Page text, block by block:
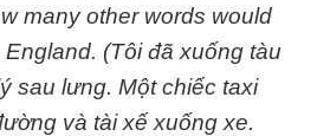
many other words would
(Tôi đã xuống tàu
sau lưng. Một chiếc taxi
và tài xế xuống xe.